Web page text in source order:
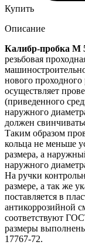
Купить
Описание
Калибр-пробка М
резьбовая
нового проходного
осуществляет
(приведенного
наружного
должен
Таким образом
кольца не меньше
размера, а
наружного
На ручки
размере, а так же
поставляется в
антикоррозийной
соответствуют
размеры
17767-72.